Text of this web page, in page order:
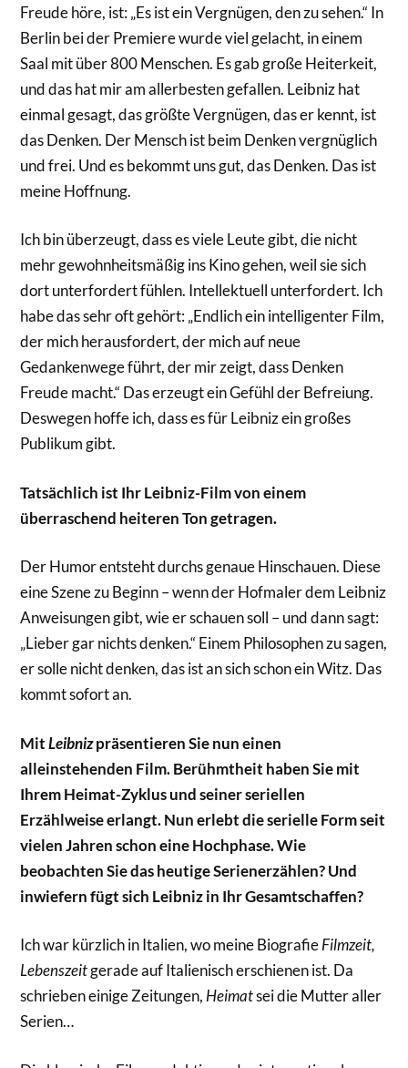
Freude höre, ist: „Es ist ein Vergnügen, den zu sehen.“ In
Berlin bei der Premiere wurde viel gelacht, in einem
Saal mit über 800 Menschen. Es gab große Heiterkeit,
und das hat mir am allerbesten gefallen. Leibniz hat
einmal gesagt, das größte Vergnügen, das er kennt, ist
das Denken. Der Mensch ist beim Denken vergnüglich
und frei. Und es bekommt uns gut, das Denken. Das ist
meine Hoffnung.
Ich bin überzeugt, dass es viele Leute gibt, die nicht
mehr gewohnheitsmäßig ins Kino gehen, weil sie sich
dort unterfordert fühlen. Intellektuell unterfordert. Ich
habe das sehr oft gehört: „Endlich ein intelligenter Film,
der mich herausfordert, der mich auf neue
Gedankenwege führt, der mir zeigt, dass Denken
Freude macht.“ Das erzeugt ein Gefühl der Befreiung.
Deswegen hoffe ich, dass es für Leibniz ein großes
Publikum gibt.
Tatsächlich ist Ihr Leibniz-Film von einem
überraschend heiteren Ton getragen.
Der Humor entsteht durchs genaue Hinschauen. Diese
eine Szene zu Beginn – wenn der Hofmaler dem Leibniz
Anweisungen gibt, wie er schauen soll – und dann sagt:
„Lieber gar nichts denken.“ Einem Philosophen zu sagen,
er solle nicht denken, das ist an sich schon ein Witz. Das
kommt sofort an.
MitLeibnizpräsentieren Sie nun einen
alleinstehenden Film. Berühmtheit haben Sie mit
Ihrem Heimat-Zyklus und seiner seriellen
Erzählweise erlangt. Nun erlebt die serielle Form seit
vielen Jahren schon eine Hochphase. Wie
beobachten Sie das heutige Serienerzählen? Und
inwiefern fügt sich Leibniz in Ihr Gesamtschaffen?
Ich war kürzlich in Italien, wo meine BiografieFilmzeit,
Lebenszeitgerade auf Italienisch erschienen ist. Da
schrieben einige Zeitungen,Heimatsei die Mutter aller
Serien…